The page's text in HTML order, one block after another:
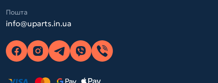
Пошта
info@uparts.in.ua